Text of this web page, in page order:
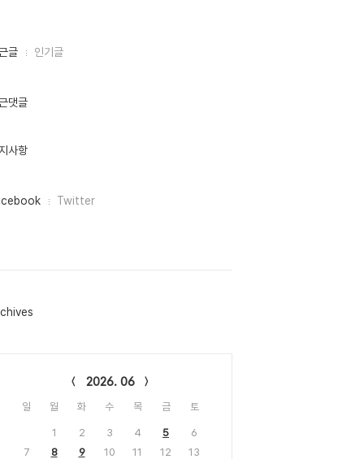
글 인기글
댓글
사항
Twitter
2026. 06
일 월 화 수 목 금 토
1 2 3 4 5
6
7
8 9 10 11 12
13